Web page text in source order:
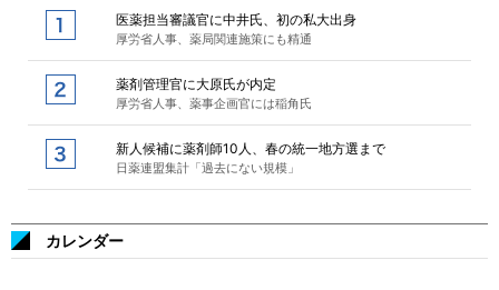
医薬担当審議官に中井氏、初の私大出身
厚労省人事、薬局関連施策にも精通
薬剤管理官に大原氏が内定
厚労省人事、薬事企画官には稲角氏
新人候補に薬剤師10人、春の統一地方選まで
日薬連盟集計「過去にない規模」
カレンダー